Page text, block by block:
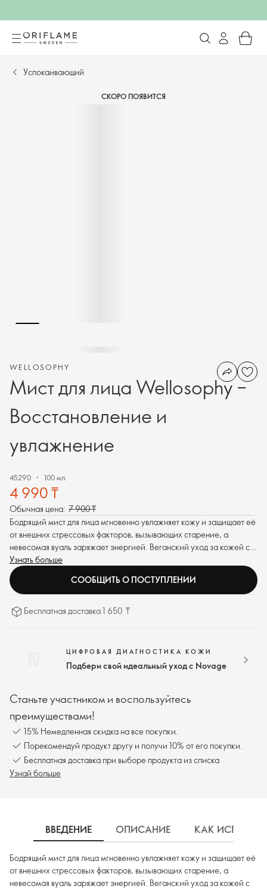
Успокаивающий
СКОРО ПОЯВИТСЯ
WELLOSOPHY
Мист для лица Wellosophy –
Восстановление и
увлажнение
45290 100 мл.
4 990 ₸
Обычная цена: 7 900 ₸
Бодрящий мист для лица мгновенно увлажняет кожу и защищает её
от внешних стрессовых факторов, вызывающих старение, а
невесомая вуаль заряжает энергией. Веганский уход за кожей с
защитным адаптогеном - экстрактом сибирского женьшеня.
Узнать больше
СООБЩИТЬ О ПОСТУПЛЕНИИ
Бесплатная доставка 1 650 ₸
ЦИФРОВАЯ ДИАГНОСТИКА КОЖИ
Подбери свой идеальный уход с Novage
Станьте участником и воспользуйтесь
преимуществами!
15% Немедленная скидка на все покупки.
Порекомендуй продукт другу и получи 10% от его покупки.
Бесплатная доставка при выборе продукта из списка
Узнай больше
ВВЕДЕНИЕ ОПИСАНИЕ КАК
Бодрящий мист для лица мгновенно увлажняет кожу и защищает её
от внешних стрессовых факторов, вызывающих старение, а
невесомая вуаль заряжает энергией. Веганский уход за кожей с